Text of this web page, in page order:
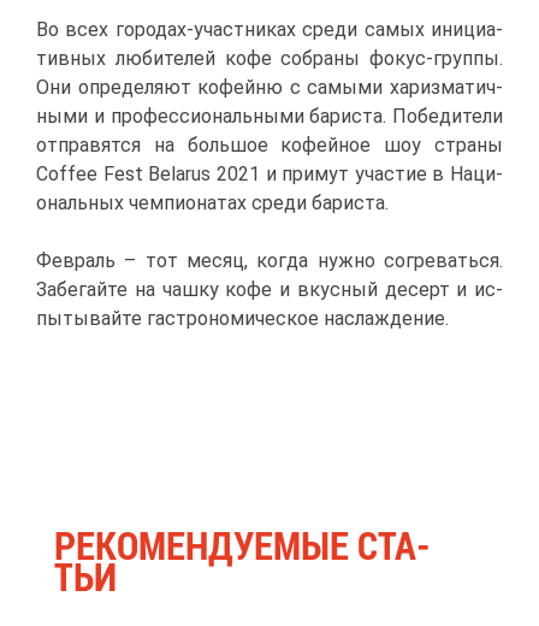
Во всех го­ро­дах-участ­ни­ках сре­ди са­мых ини­ци­а­
тив­ных лю­би­те­лей ко­фе со­бра­ны фо­кус-груп­пы.
Они опре­де­ля­ют ко­фей­ню с са­мы­ми ха­риз­ма­тич­
ны­ми и про­фес­си­о­наль­ны­ми ба­ри­ста. По­бе­ди­те­ли
от­пра­вят­ся на боль­шое ко­фей­ное шоу стра­ны
Coffee Fest Belarus 2021 и при­мут уча­стие в На­ци­
о­наль­ных чем­пи­о­на­тах сре­ди ба­ри­ста.
Фев­раль – тот ме­сяц, ко­гда нуж­но со­гре­вать­ся.
За­бе­гай­те на чаш­ку ко­фе и вкус­ный де­серт и ис­
пы­ты­вай­те га­стро­но­ми­че­ское на­сла­жде­ние.
РЕ­КО­МЕН­ДУ­Е­МЫЕ СТА­
ТЬИ